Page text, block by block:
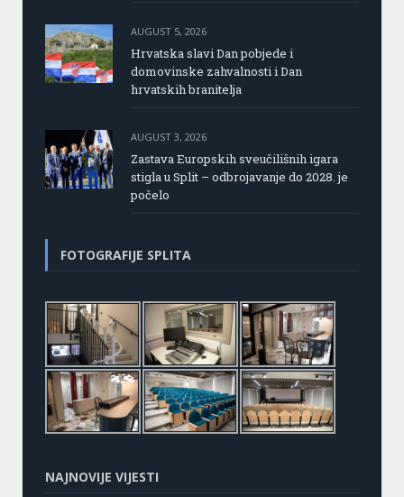
AUGUST 5, 2026
Hrvatska slavi Dan pobjede i
domovinske zahvalnosti i Dan
hrvatskih branitelja
AUGUST 3, 2026
Zastava Europskih sveučilišnih igara
stigla u Split – odbrojavanje do 2028. je
počelo
FOTOGRAFIJE SPLITA
NAJNOVIJE VIJESTI